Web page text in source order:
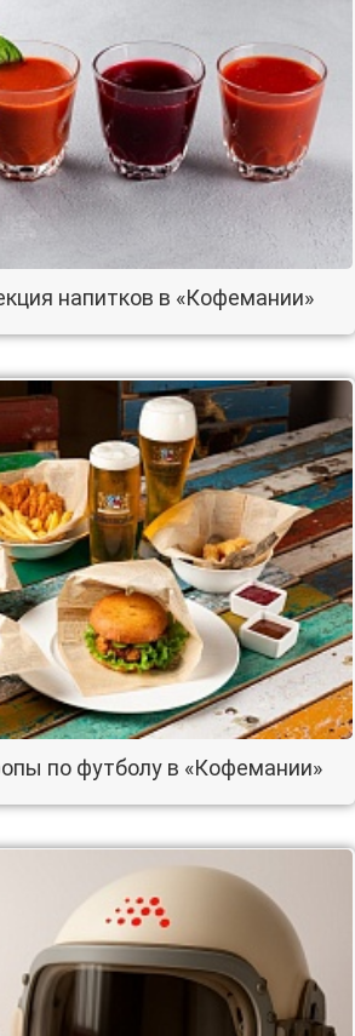
напитков в «Кофемании»
по футболу в «Кофемании»